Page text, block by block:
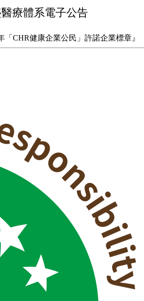
療體系電子公告
「CHR健康企業公民」許諾企業標章』